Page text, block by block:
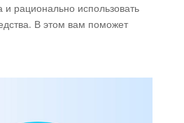
и рационально использовать
В этом вам поможет